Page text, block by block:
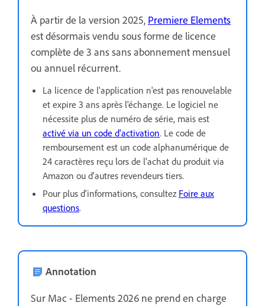
À partir de la version 2025, Premiere Elements
est désormais vendu sous forme de licence
complète de 3 ans sans abonnement mensuel
ou annuel récurrent.
La licence de l'application n'est pas renouvelable
et expire 3 ans après l'échange. Le logiciel ne
nécessite plus de numéro de série, mais est
activé via un code d'activation. Le code de
remboursement est un code alphanumérique de
24 caractères reçu lors de l'achat du produit via
Amazon ou d'autres revendeurs tiers.
Pour plus d'informations, consultez Foire aux
questions.
Annotation
Sur Mac - Elements 2026 ne prend en charge